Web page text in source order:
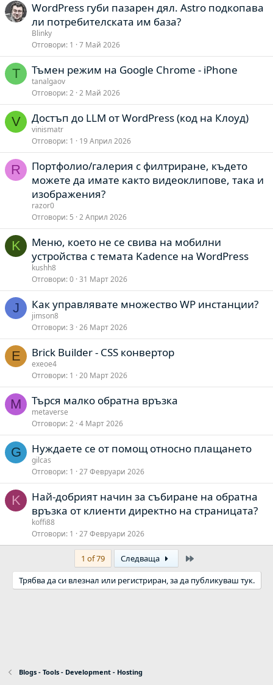
WordPress губи пазарен дял. Astro подкопава
ли потребителската им база?
Blinky
Отговори 1 7 Май 2026
T Тъмен режим на Google Chrome - iPhone
tanalgaov
Отговори 2 2 Май 2026
V Достъп до LLM от WordPress (код на Клоуд)
vinismatr
Отговори 1 19 Април 2026
R
Портфолио/галерия с филтриране, където
можете да имате както видеоклипове, така и
изображения?
razor0
Отговори 5 2 Април 2026
K
Меню, което не се свива на мобилни
устройства с темата Kadence на WordPress
kushh8
Отговори 0 31 Март 2026
J Как управлявате множество WP инстанции?
jimson8
Отговори 3 26 Март 2026
E Brick Builder - CSS конвертор
exeoe4
Отговори 1 20 Март 2026
M Търся малко обратна връзка
metaverse
Отговори 2 4 Март 2026
G Нуждаете се от помощ относно плащането
gilcas
Отговори 1 27 Февруари 2026
K
Най-добрият начин за събиране на обратна
връзка от клиенти директно на страницата?
koffi88
Отговори 1 27 Февруари 2026
1 of 79 Следваща
Трябва да си влезнал или регистриран, за да публикуваш тук.
Blogs - Tools - Development - Hosting